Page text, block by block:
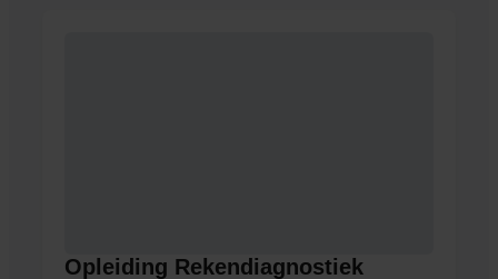
Opleiding Rekendiagnostiek